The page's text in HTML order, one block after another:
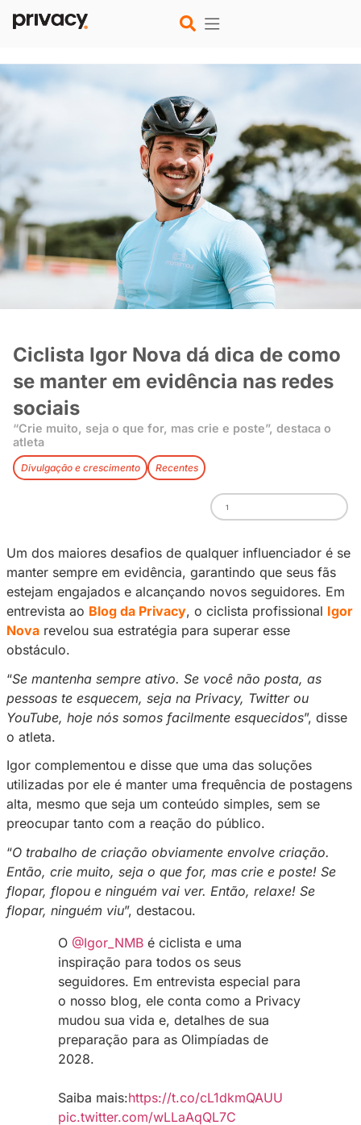
Ciclista Igor Nova dá dica de
se manter em evidência nas
atleta
Divulgação e crescimento Recentes
1
Um dos maiores desafios de qualquer
manter sempre em evidência, garantindo que
estejam engajados e alcançando novos
entrevista aoBlog da Privacy, o ciclista
Novarevelou sua estratégia para superar
obstáculo.
“Se mantenha sempre ativo. Se você não
pessoas te esquecem, seja na Privacy,
YouTube, hoje nós somos facilmente
o atleta.
Igor complementou e disse que uma das
utilizadas por ele é manter uma frequência
alta, mesmo que seja um conteúdo simples,
preocupar tanto com a reação do público.
O trabalho de criação obviamente envolve
Então, crie muito, seja o que for, mas crie e
flopar, flopou e ninguém vai ver. Então,